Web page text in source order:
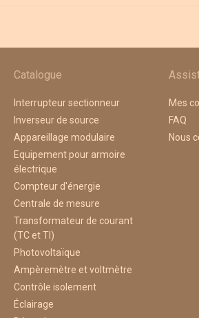
Catalogue
Interrupteur sectionneur
Inverseur de source
Appareillage modulaire
Equipement pour armoire
électrique
Compteur d'énergie
Centrale de mesure
Transformateur de courant
(TC et TI)
Photovoltaïque
Ampèremètre et voltmètre
Contrôle isolement
Éclairage
Mes
FAQ
Nous